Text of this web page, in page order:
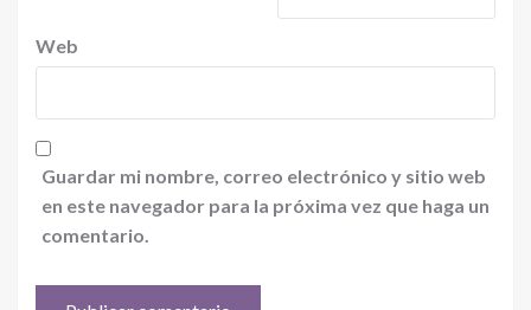
Web
Guardar mi nombre, correo electrónico y sitio web
en este navegador para la próxima vez que haga un
comentario.